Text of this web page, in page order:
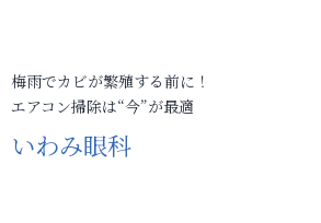
梅雨でカビが繁殖する前に！
エアコン掃除は“今”が最適
いわみ眼科